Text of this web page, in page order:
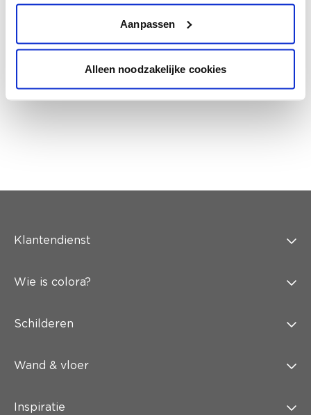
Aanpassen
Alleen noodzakelijke cookies
Krijg kleuradvies op basis van de lichtinval
en je meubels.
Krijg ineens een technologische check-up
Klantendienst
Wie is colora?
Schilderen
Wand & vloer
Inspiratie